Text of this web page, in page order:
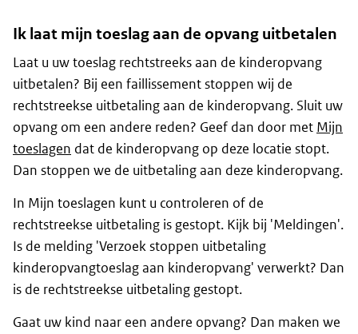
Ik laat mijn toeslag aan de opvang uitbetalen
Laat u uw toeslag rechtstreeks aan de kinderopvang
uitbetalen? Bij een faillissement stoppen wij de
rechtstreekse uitbetaling aan de kinderopvang. Sluit uw
opvang om een andere reden? Geef dan door met Mijn
toeslagen dat de kinderopvang op deze locatie stopt.
Dan stoppen we de uitbetaling aan deze kinderopvang.
In Mijn toeslagen kunt u controleren of de
rechtstreekse uitbetaling is gestopt. Kijk bij 'Meldingen'.
Is de melding 'Verzoek stoppen uitbetaling
kinderopvangtoeslag aan kinderopvang' verwerkt? Dan
is de rechtstreekse uitbetaling gestopt.
Gaat uw kind naar een andere opvang? Dan maken we